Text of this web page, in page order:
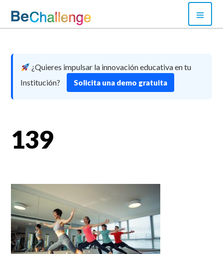
content
¿Quieres impulsar la innovación educativa en tu
Institución?
Solicita una demo gratuita
139